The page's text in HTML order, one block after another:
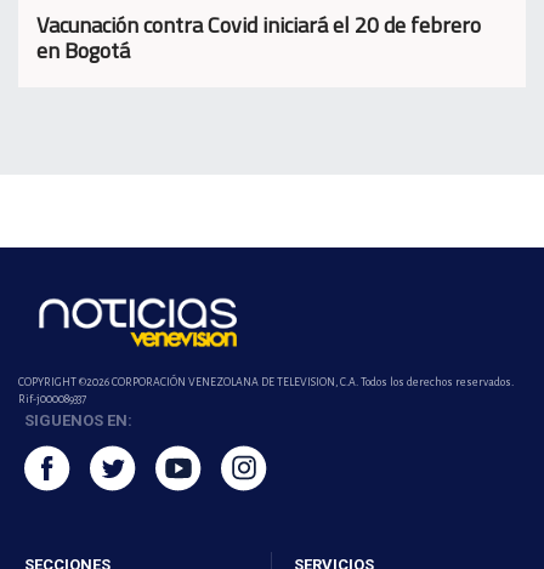
Vacunación contra Covid iniciará el 20 de febrero
en Bogotá
COPYRIGHT ©2026 CORPORACIÓN VENEZOLANA DE TELEVISION, C.A. Todos los derechos reservados.
Rif-j000089337
SIGUENOS EN:
SECCIONES SERVICIOS